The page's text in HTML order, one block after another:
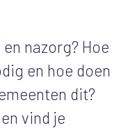
nazorg? Hoe
en hoe doen
dit?
vind je